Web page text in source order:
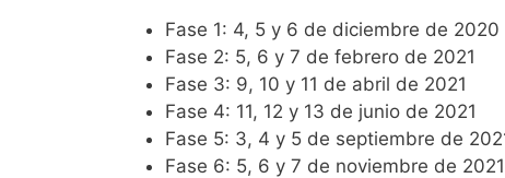
Fase 1: 4, 5 y 6 de diciembre de 2020
Fase 2: 5, 6 y 7 de febrero de 2021
Fase 3: 9, 10 y 11 de abril de 2021
Fase 4: 11, 12 y 13 de junio de 2021
Fase 5: 3, 4 y 5 de septiembre de
Fase 6: 5, 6 y 7 de noviembre de 2021